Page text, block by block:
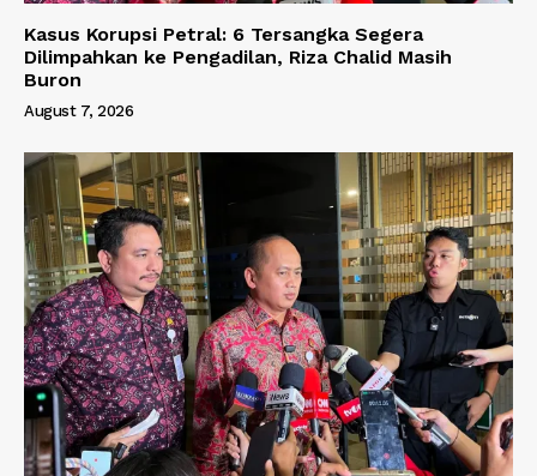
Kasus Korupsi Petral: 6 Tersangka Segera
Dilimpahkan ke Pengadilan, Riza Chalid Masih
Buron
August 7, 2026